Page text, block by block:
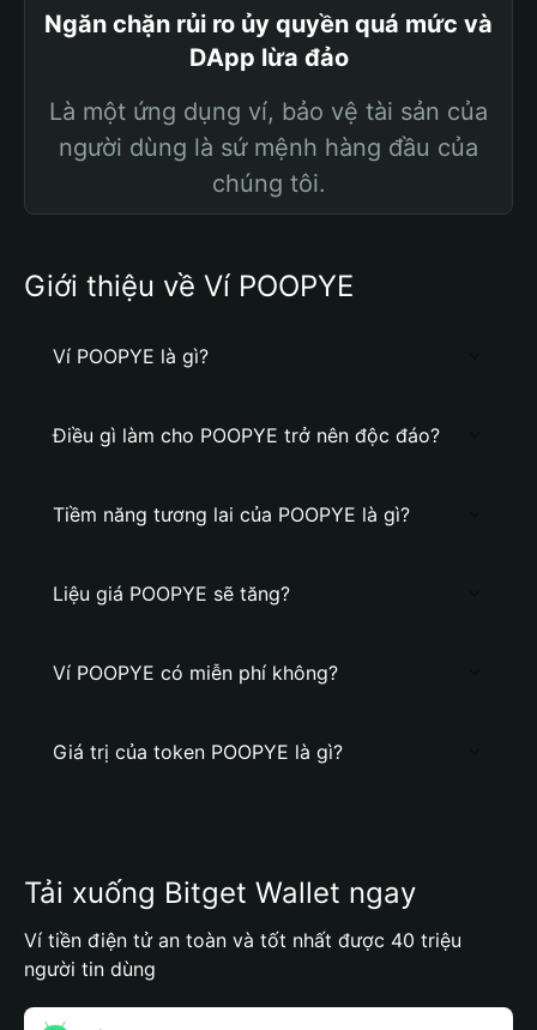
Ngăn chặn rủi ro ủy quyền quá mức và
DApp lừa đảo
Là một ứng dụng ví, bảo vệ tài sản của
người dùng là sứ mệnh hàng đầu của
chúng tôi.
Giới thiệu về Ví POOPYE
Ví POOPYE là gì?
Điều gì làm cho POOPYE trở nên độc đáo?
Tiềm năng tương lai của POOPYE là gì?
Liệu giá POOPYE sẽ tăng?
Ví POOPYE có miễn phí không?
Giá trị của token POOPYE là gì?
Tải xuống Bitget Wallet ngay
Ví tiền điện tử an toàn và tốt nhất được 40 triệu
người tin dùng